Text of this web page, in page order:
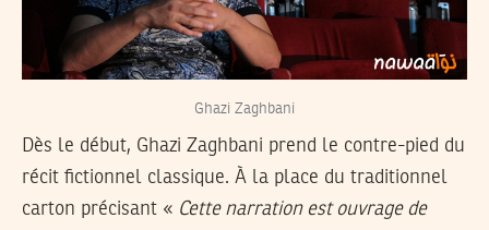
Ghazi Zaghbani
Dès le début, Ghazi Zaghbani prend le contre-pied du
récit fictionnel classique. À la place du traditionnel
carton précisant « Cette narration est ouvrage de